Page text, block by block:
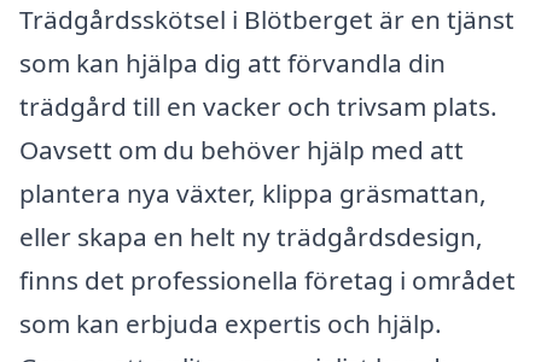
Trädgårdsskötsel i Blötberget är en tjänst
som kan hjälpa dig att förvandla din
trädgård till en vacker och trivsam plats.
Oavsett om du behöver hjälp med att
plantera nya växter, klippa gräsmattan,
eller skapa en helt ny trädgårdsdesign,
finns det professionella företag i området
som kan erbjuda expertis och hjälp.